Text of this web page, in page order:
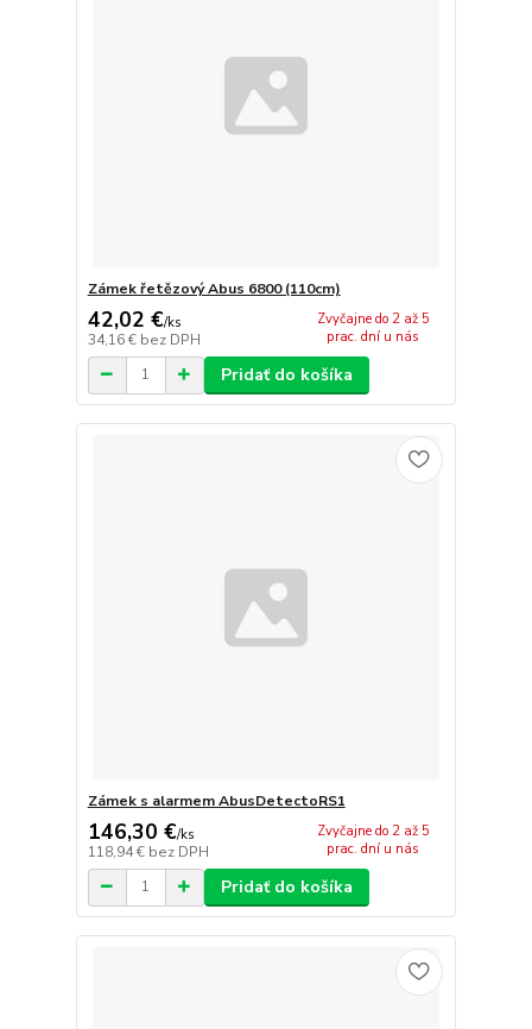
Zámek řetězový Abus 6800 (110cm)
42,02 €/ks
34,16 € bez DPH
Zvyčajne do 2 až 5
prac. dní u nás
Pridať do košíka
Zámek s alarmem AbusDetectoRS1
146,30 €/ks
118,94 € bez DPH
Zvyčajne do 2 až 5
prac. dní u nás
Pridať do košíka